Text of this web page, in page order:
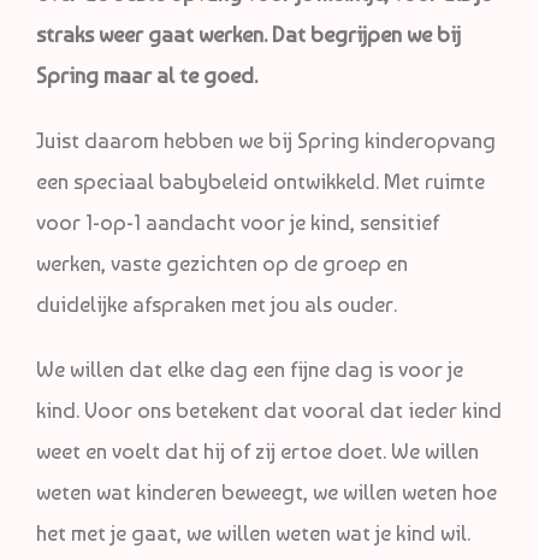
straks weer gaat werken. Dat begrijpen webij
Spring maar al te goed.
Juist daarom hebben we bij Spring kinderopvang
een speciaal babybeleid ontwikkeld. Met ruimte
voor 1-op-1 aandacht voor je kind, sensitief
werken, vaste gezichten op de groep en
duidelijke afspraken met jou als ouder.
We willen dat elke dag een fijne dag is voor je
kind. Voor ons betekent dat vooral dat ieder kind
weet en voelt dat hij of zij ertoe doet. We willen
weten wat kinderen beweegt, we willen weten hoe
het met je gaat, we willen weten wat je kind wil.